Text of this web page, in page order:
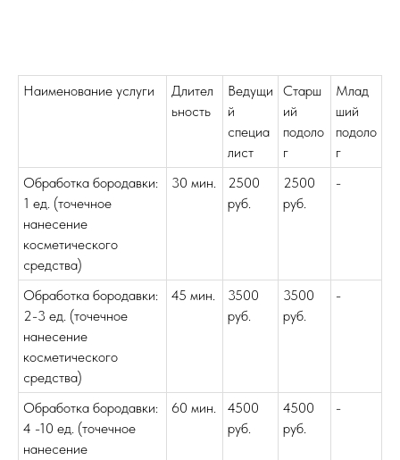
Наименование услуги
Длител
ьность
Ведущи
й
специа
лист
Старш
ий
подоло
г
Млад
ший
подоло
г
Обработка бородавки:
1 ед. (точечное
нанесение
косметического
средства)
30 мин.
2500
руб.
2500
руб.
-
Обработка бородавки:
2-3 ед. (точечное
нанесение
косметического
средства)
45 мин.
3500
руб.
3500
руб.
-
Обработка бородавки:
4 -10 ед. (точечное
нанесение
60 мин.
4500
руб.
4500
руб.
-